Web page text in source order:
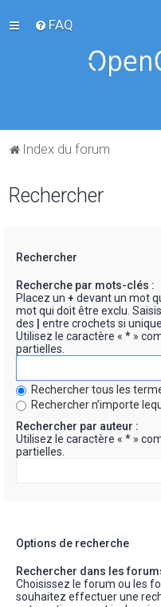
FAQ
Index du forum
Rechercher
Rechercher
Recherche par mots-clés :
Placez un + devant un mot
mot qui doit être exclu.
des
entre crochets si
Utilisez le caractère « * »
partielles.
Rechercher tous les
Rechercher n’importe
Rechercher par auteur :
Utilisez le caractère « * »
partielles.
Options de recherche
Rechercher dans les
Choisissez le forum ou les
souhaitez effectuer une